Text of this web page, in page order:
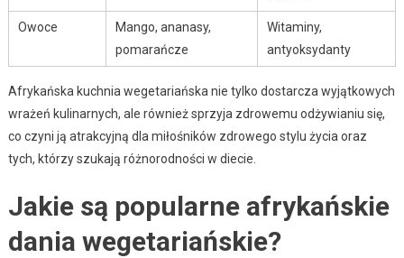
Owoce
Mango, ananasy,
pomarańcze
Witaminy,
antyoksydanty
Afrykańska kuchnia wegetariańska nie tylko dostarcza wyjątkowych
wrażeń kulinarnych, ale również sprzyja zdrowemu odżywianiu się,
co czyni ją atrakcyjną dla miłośników zdrowego stylu życia oraz
tych, którzy szukają różnorodności w diecie.
Jakie są popularne afrykańskie
dania wegetariańskie?